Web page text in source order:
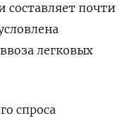
составляет почти
легковых
спроса